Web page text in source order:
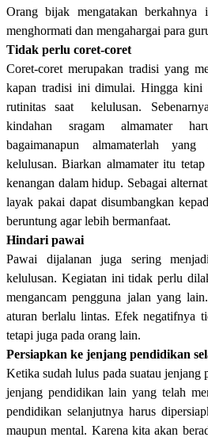
Orang bijak mengatakan berkahnya
menghormati dan mengahargai para
Tidak perlu coret-coret
Coret-coret merupakan tradisi yang
kapan tradisi ini dimulai. Hingga kini
rutinitas saat
kelulusan.
kindahan sragam almamater
bagaimanapun almamaterlah
kelulusan. Biarkan almamater itu
kenangan dalam hidup. Sebagai
layak pakai dapat disumbangkan
beruntung agar lebih bermanfaat.
Hindari pawai
Pawai dijalanan juga sering
kelulusan. Kegiatan ini tidak perlu
mengancam pengguna jalan yang
aturan berlalu lintas. Efek negatifnya
tetapi juga pada orang lain.
Persiapkan ke jenjang pendidikan
Ketika sudah lulus pada suatau jenjang
jenjang pendidikan lain yang telah
pendidikan selanjutnya harus
maupun mental. Karena kita akan